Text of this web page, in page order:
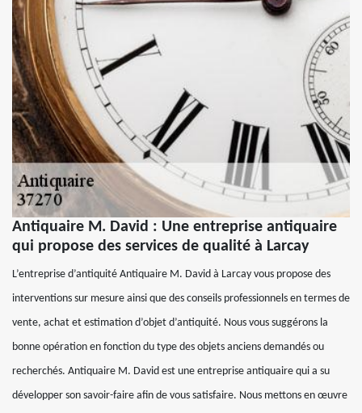
Antiquaire M. David : Une entreprise antiquaire
qui propose des services de qualité à Larcay
L’entreprise d’antiquité Antiquaire M. David à Larcay vous propose des
interventions sur mesure ainsi que des conseils professionnels en termes de
vente, achat et estimation d’objet d’antiquité. Nous vous suggérons la
bonne opération en fonction du type des objets anciens demandés ou
recherchés. Antiquaire M. David est une entreprise antiquaire qui a su
développer son savoir-faire afin de vous satisfaire. Nous mettons en œuvre